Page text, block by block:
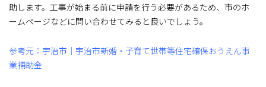
助します。工事が始まる前に申請を行う必要があるため、市のホ
ームページなどに問い合わせてみると良いでしょう。
参考元：宇治市｜宇治市新婚・子育て世帯等住宅確保おうえん事
業補助金